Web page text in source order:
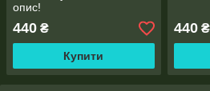
опис!
440 ₴
Купити
440₴